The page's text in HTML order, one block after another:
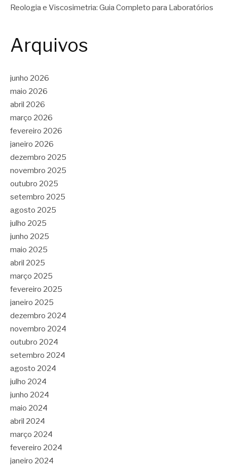
Reologia e Viscosimetria: Guia Completo para Laboratórios
Arquivos
junho 2026
maio 2026
abril 2026
março 2026
fevereiro 2026
janeiro 2026
dezembro 2025
novembro 2025
outubro 2025
setembro 2025
agosto 2025
julho 2025
junho 2025
maio 2025
abril 2025
março 2025
fevereiro 2025
janeiro 2025
dezembro 2024
novembro 2024
outubro 2024
setembro 2024
agosto 2024
julho 2024
junho 2024
maio 2024
abril 2024
março 2024
fevereiro 2024
janeiro 2024